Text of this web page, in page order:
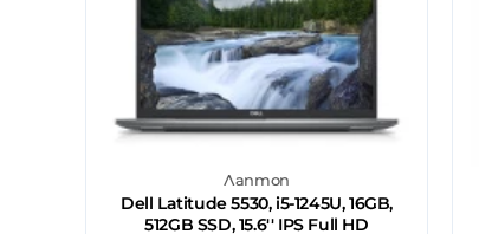
Лаптоп
Dell Latitude 5530, i5-1245U, 16GB,
512GB SSD, 15.6'' IPS Full HD